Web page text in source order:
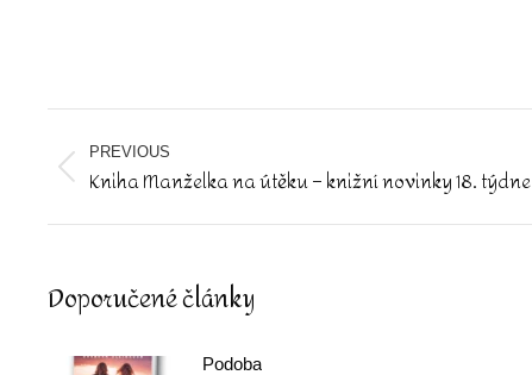
Post
navigation
PREVIOUS
Previous
Kniha Manželka na útěku – knižní novinky 18. týdne
Doporučené články
Podoba